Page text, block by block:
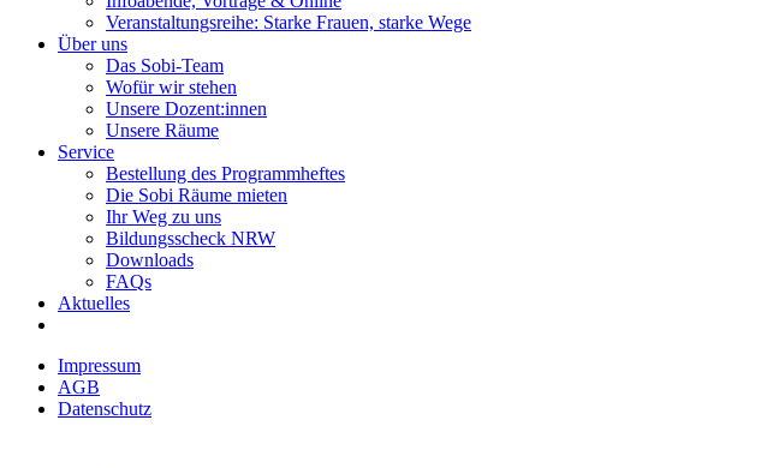
Veranstaltungsreihe: Starke Frauen, starke Wege
Über uns
Das Sobi-Team
Wofür wir stehen
Unsere Dozent:innen
Unsere Räume
Service
Bestellung des Programmheftes
Die Sobi Räume mieten
Ihr Weg zu uns
Bildungsscheck NRW
Downloads
FAQs
Aktuelles
Impressum
AGB
Datenschutz